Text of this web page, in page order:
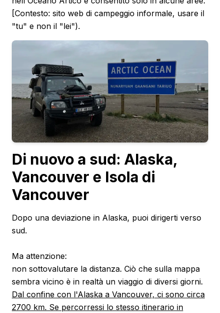
[Contesto: sito web di campeggio informale, usare il
"tu" e non il "lei").
Di nuovo a sud: Alaska,
Vancouver e Isola di
Vancouver
Dopo una deviazione in Alaska, puoi dirigerti verso
sud.
Ma attenzione:
non sottovalutare la distanza. Ciò che sulla mappa
sembra vicino è in realtà un viaggio di diversi giorni.
Dal confine con l'Alaska a Vancouver, ci sono circa
2700 km. Se percorressi lo stesso itinerario in